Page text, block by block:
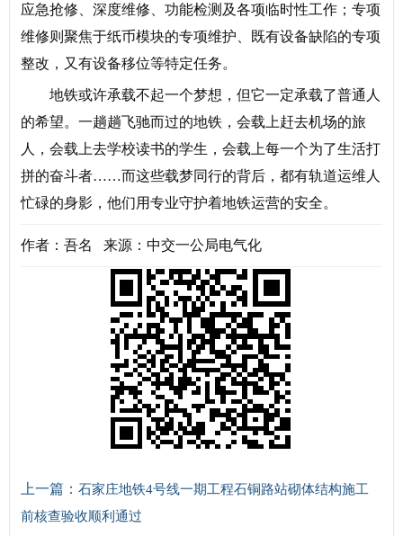
应急抢修、深度维修、功能检测及各项临时性工作；专项
维修则聚焦于纸币模块的专项维护、既有设备缺陷的专项
整改，又有设备移位等特定任务。
地铁或许承载不起一个梦想，但它一定承载了普通人
的希望。一趟趟飞驰而过的地铁，会载上赶去机场的旅
人，会载上去学校读书的学生，会载上每一个为了生活打
拼的奋斗者……而这些载梦同行的背后，都有轨道运维人
忙碌的身影，他们用专业守护着地铁运营的安全。
作者：吾名 来源：中交一公局电气化
上一篇： 石家庄地铁4号线一期工程石铜路站砌体结构施工
前核查验收顺利通过